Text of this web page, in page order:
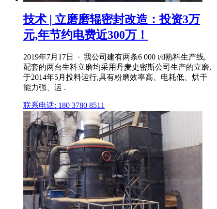
技术 | 立磨磨辊密封改造：投资3万
元,年节约电费近300万！
2019年7月17日 · 我公司建有两条6 000 t/d熟料生产线,
配套的两台生料立磨均采用丹麦史密斯公司生产的立磨,
于2014年5月投料运行,具有粉磨效率高、电耗低、烘干
能力强、运 .
联系电话: 180 3780 8511